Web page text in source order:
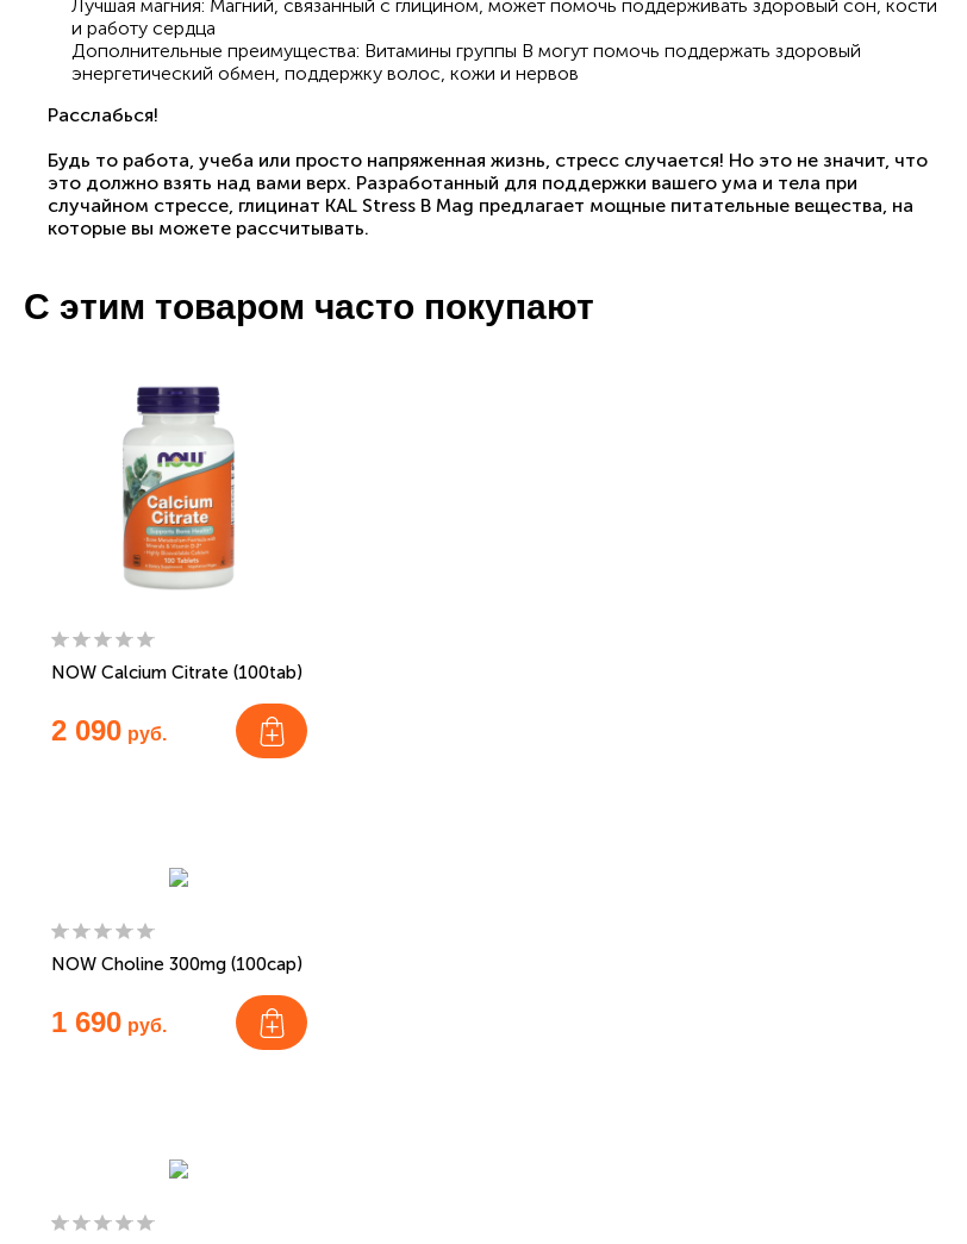
Лучшая магния: Магний, связанный с глицином, может помочь поддерживать здоровый сон, кости
и работу сердца
Дополнительные преимущества: Витамины группы В могут помочь поддержать здоровый
энергетический обмен, поддержку волос, кожи и нервов
Расслабься!
Будь то работа, учеба или просто напряженная жизнь, стресс случается! Но это не значит, что
это должно взять над вами верх. Разработанный для поддержки вашего ума и тела при
случайном стрессе, глицинат KAL Stress B Mag предлагает мощные питательные вещества, на
которые вы можете рассчитывать.
С этим товаром часто покупают
NOW Calcium Citrate (100tab)
2 090 руб.
NOW Choline 300mg (100cap)
1 690 руб.